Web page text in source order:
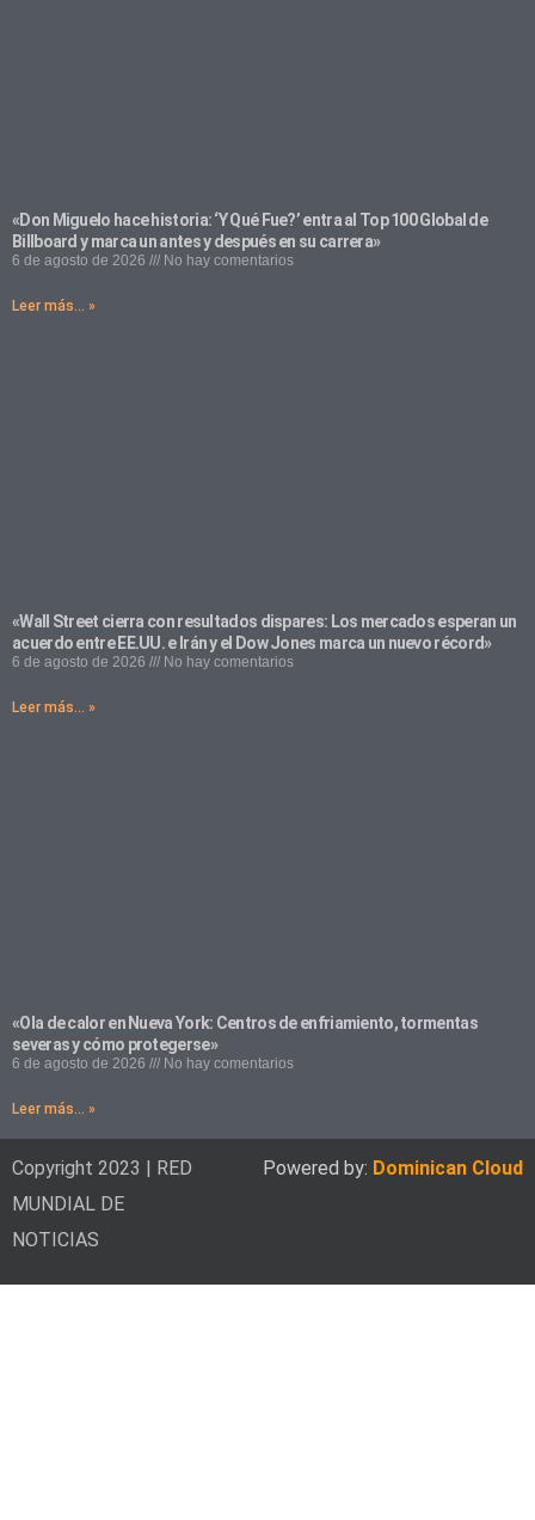
«Don Miguelo hace historia: ‘Y Qué Fue?’ entra al Top 100 Global de
Billboard y marca un antes y después en su carrera»
6 de agosto de 2026 No hay comentarios
Leer más... »
«Wall Street cierra con resultados dispares: Los mercados esperan un
acuerdo entre EE.UU. e Irán y el Dow Jones marca un nuevo récord»
6 de agosto de 2026 No hay comentarios
Leer más... »
«Ola de calor en Nueva York: Centros de enfriamiento, tormentas
severas y cómo protegerse»
6 de agosto de 2026 No hay comentarios
Leer más... »
Copyright 2023 | RED
MUNDIAL DE
NOTICIAS
Powered by: Dominican Cloud